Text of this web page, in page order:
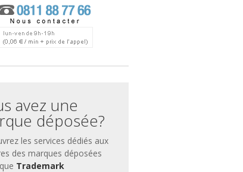
avez une
déposée?
les services dédiés aux
des marques déposées
Trademark